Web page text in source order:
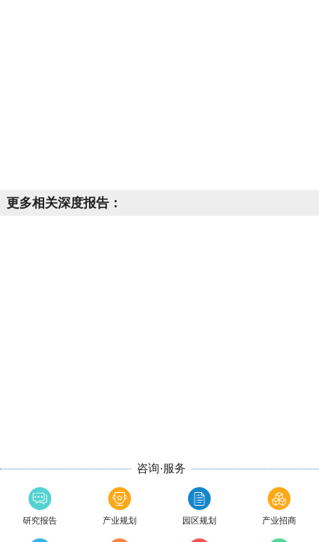
更多相关深度报告：
咨询·服务
研究报告 产业规划 园区规划 产业招商